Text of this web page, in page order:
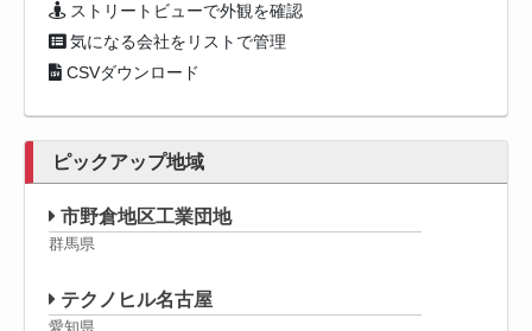
ストリートビューで外観を確認
気になる会社をリストで管理
CSVダウンロード
ピックアップ地域
市野倉地区工業団地
群馬県
テクノヒル名古屋
愛知県